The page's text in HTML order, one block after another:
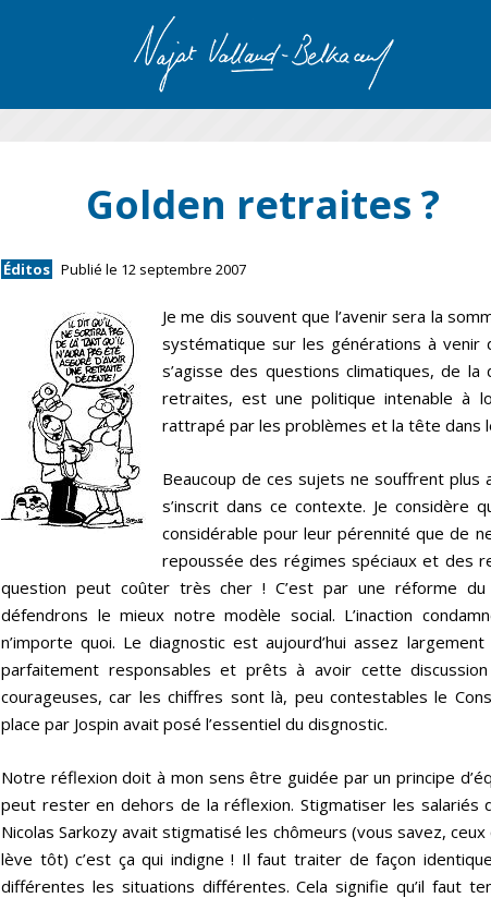
Golden retraites ?
Éditos Publié le 12 septembre 2007
Je me dis souvent que l’avenir sera la
systématique sur les générations à venir
s’agisse des questions climatiques, de
retraites, est une politique intenable à
rattrapé par les problèmes et la tête dans
Beaucoup de ces sujets ne souffrent
s’inscrit dans ce contexte. Je considère
considérable pour leur pérennité que de
repoussée des régimes spéciaux et des
question peut coûter très cher ! C’est par une réforme
défendrons le mieux notre modèle social. L’inaction
n’importe quoi. Le diagnostic est aujourd’hui assez
parfaitement responsables et prêts à avoir cette
courageuses, car les chiffres sont là, peu contestables le
place par Jospin avait posé l’essentiel du disgnostic.
Notre réflexion doit à mon sens être guidée par un principe
peut rester en dehors de la réflexion. Stigmatiser les salariés
Nicolas Sarkozy avait stigmatisé les chômeurs (vous savez,
lève tôt) c’est ça qui indigne ! Il faut traiter de façon
différentes les situations différentes. Cela signifie qu’il faut